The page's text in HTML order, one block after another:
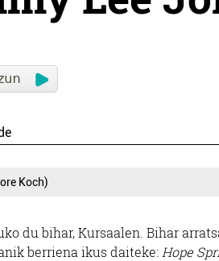
Koch)
du bihar, Kursaalen. Bihar
berriena ikus daiteke: Hope